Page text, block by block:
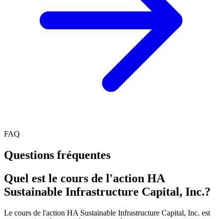
FAQ
Questions fréquentes
Quel est le cours de l'action HA
Sustainable Infrastructure Capital, Inc.?
Le cours de l'action HA Sustainable Infrastructure Capital, Inc. est